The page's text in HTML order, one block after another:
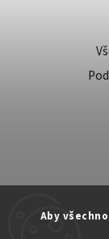
Aby